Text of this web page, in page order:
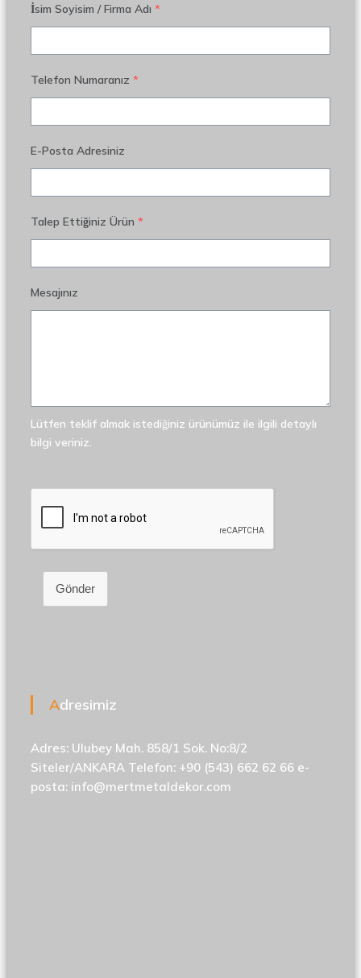
İsim Soyisim / Firma Adı *
Telefon Numaranız *
E-Posta Adresiniz
Talep Ettiğiniz Ürün *
Mesajınız
Lütfen teklif almak istediğiniz ürünümüz ile ilgili detaylı
bilgi veriniz.
Gönder
Adresimiz
Adres: Ulubey Mah. 858/1 Sok. No:8/2
Siteler/ANKARA Telefon: +90 (543) 662 62 66 e-
posta: info@mertmetaldekor.com